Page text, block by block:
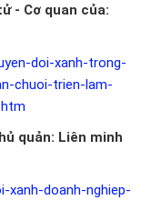
- Cơ quan của:
doi-xanh-trong-
chuoi-trien-lam-
quản: Liên minh
xanh-doanh-nghiep-